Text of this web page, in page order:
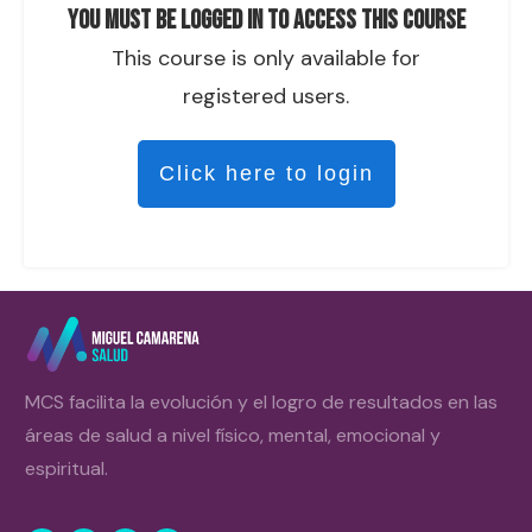
You must be logged in to access this course
This course is only available for
registered users.
Click here to login
MCS facilita la evolución y el logro de resultados en las
áreas de salud a nivel físico, mental, emocional y
espiritual.